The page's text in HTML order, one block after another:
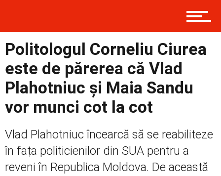
Prima
Politică
Externe
Politologul Corneliu Ciurea
este de părerea că Vlad
Plahotniuc și Maia Sandu
vor munci cot la cot
Vlad Plahotniuc încearcă să se reabiliteze
în fața politicienilor din SUA pentru a
reveni în Republica Moldova. De această